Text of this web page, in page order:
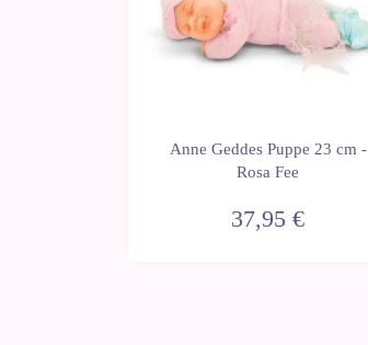
Anne Geddes Puppe 23 cm -
Rosa Fee
37,95 €